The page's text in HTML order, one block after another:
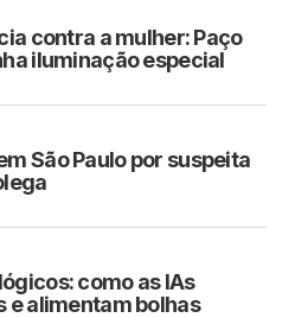
contra a mulher: Paço
iluminação especial
São Paulo por suspeita
como as IAs
e alimentam bolhas